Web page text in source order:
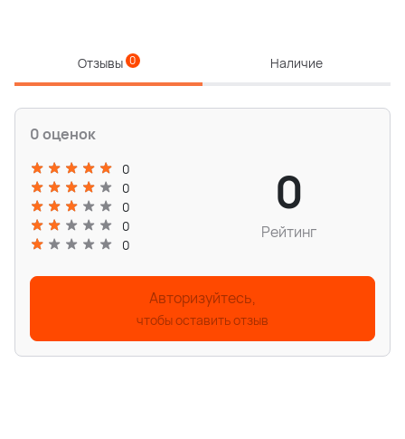
Отзывы 0 Наличие
0 оценок
0
0
0
0
0
0
Рейтинг
Авторизуйтесь,
чтобы оставить отзыв